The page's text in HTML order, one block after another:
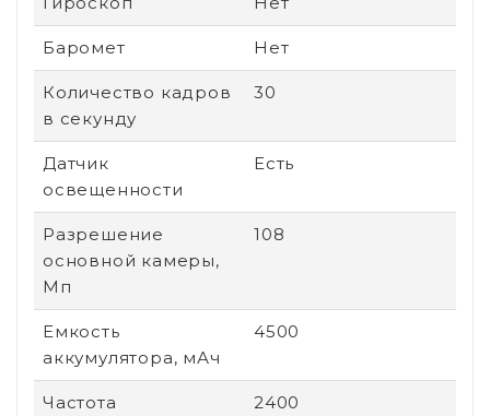
Баромет Нет
Количество кадров
в секунду
30
Датчик
освещенности
Есть
Разрешение
основной камеры,
Мп
108
Емкость
аккумулятора, мАч
4500
Частота
2400